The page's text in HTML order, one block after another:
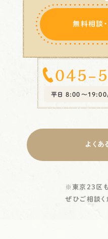
045-
平日 8:00〜19:00/
よくあ
東京23区
ぜひご相談く
無料相談